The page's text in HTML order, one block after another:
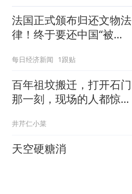
法国正式颁布归还文物法
律！终于要还中国“被
每日经济新闻 1跟贴
百年祖坟搬迁，打开石门
那一刻，现场的人都惊呆
井芹仁小菜
天空硬糖消